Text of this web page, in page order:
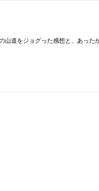
道をジョグった感想と、あっ